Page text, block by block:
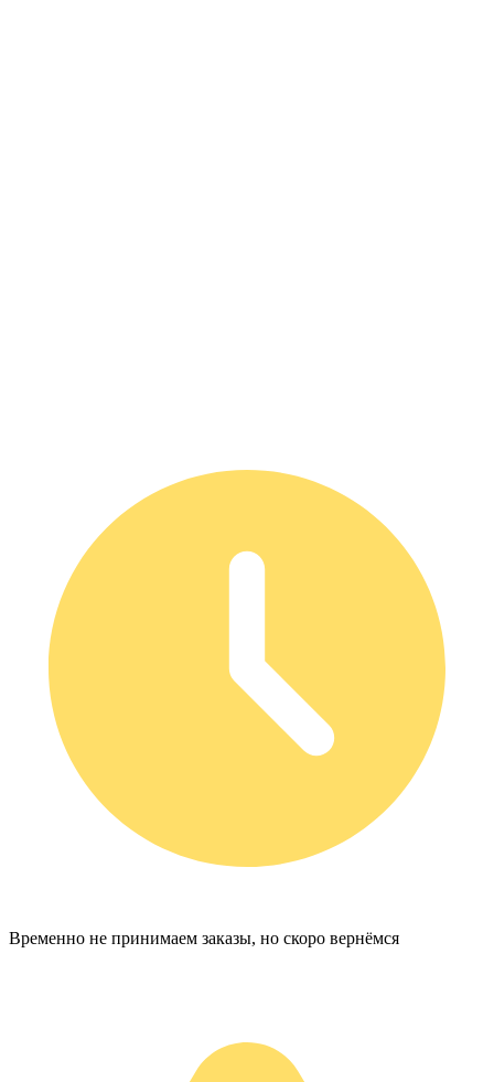
Временно не принимаем заказы, но скоро вернёмся